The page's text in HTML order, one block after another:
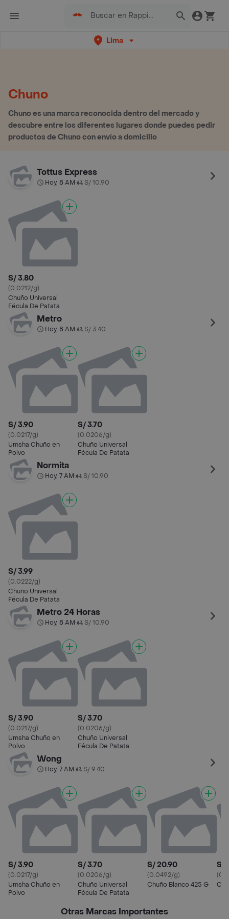
Lima
Chuno
Chuno es una marca reconocida dentro del mercado y
descubre entre los diferentes lugares donde puedes pedir
productos de Chuno con envío a domicilio
Tottus Express
Hoy, 8 AM• S/ 10.90
S/ 3.80
(0.0212/g)
Chuño Universal
Fécula De Patata
Metro
Hoy, 8 AM• S/ 3.40
S/ 3.90
(0.0217/g)
Umsha Chuño en
Polvo
S/ 3.70
(0.0206/g)
Chuño Universal
Fécula De Patata
Normita
Hoy, 7 AM• S/ 10.90
S/ 3.99
(0.0222/g)
Chuño Universal
Fécula De Patata
Metro 24 Horas
Hoy, 8 AM• S/ 10.90
S/ 3.90
(0.0217/g)
Umsha Chuño en
Polvo
S/ 3.70
(0.0206/g)
Chuño Universal
Fécula De Patata
Wong
Hoy, 7 AM• S/ 9.40
S/ 3.90
(0.0217/g)
Umsha Chuño en
Polvo
S/ 3.70
(0.0206/g)
Chuño Universal
Fécula De Patata
S/ 20.90
(0.0492/g)
Chuño Blanco 425 G
S/
Otras Marcas Importantes